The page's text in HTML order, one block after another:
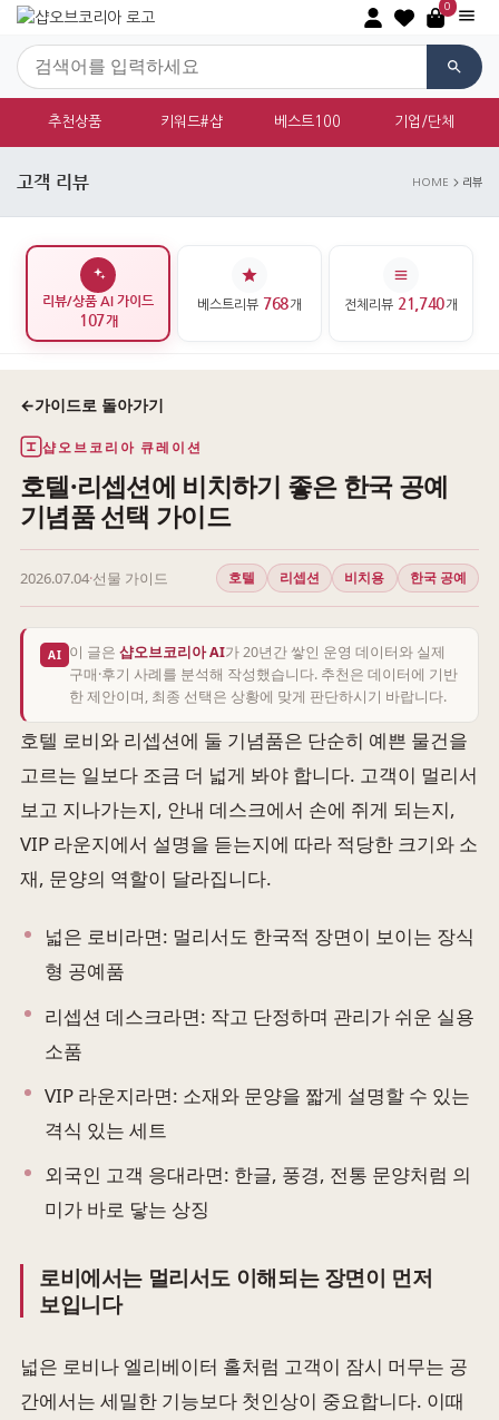
0
추천상품 키워드#샵 베스트100 기업/단체
고객 리뷰 HOME 리뷰
리뷰/상품 AI 가이드
107개
베스트리뷰 768개 전체리뷰 21,740개
←가이드로 돌아가기
샵오브코리아 큐레이션
호텔·리셉션에 비치하기 좋은 한국 공예
기념품 선택 가이드
2026.07.04·선물 가이드 호텔 리셉션 비치용 한국 공예
AI 이 글은샵오브코리아 AI가 20년간 쌓인 운영 데이터와 실제
구매·후기 사례를 분석해 작성했습니다. 추천은 데이터에 기반
한 제안이며, 최종 선택은 상황에 맞게 판단하시기 바랍니다.
호텔 로비와 리셉션에 둘 기념품은 단순히 예쁜 물건을
고르는 일보다 조금 더 넓게 봐야 합니다. 고객이 멀리서
보고 지나가는지, 안내 데스크에서 손에 쥐게 되는지,
VIP 라운지에서 설명을 듣는지에 따라 적당한 크기와 소
재, 문양의 역할이 달라집니다.
넓은 로비라면: 멀리서도 한국적 장면이 보이는 장식
형 공예품
리셉션 데스크라면: 작고 단정하며 관리가 쉬운 실용
소품
VIP 라운지라면: 소재와 문양을 짧게 설명할 수 있는
격식 있는 세트
외국인 고객 응대라면: 한글, 풍경, 전통 문양처럼 의
미가 바로 닿는 상징
로비에서는 멀리서도 이해되는 장면이 먼저
보입니다
넓은 로비나 엘리베이터 홀처럼 고객이 잠시 머무는 공
간에서는 세밀한 기능보다 첫인상이 중요합니다. 이때